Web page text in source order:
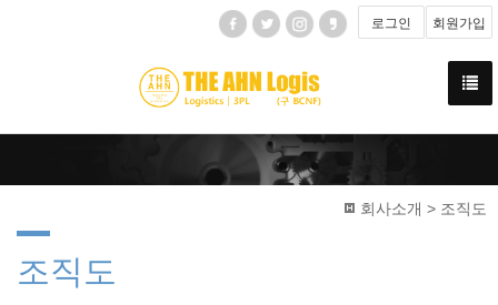
로그인 회원가입
회사소개 > 조직도
조직도